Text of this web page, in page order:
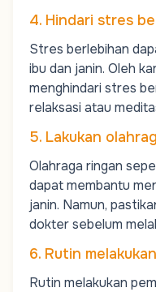
4. Hindari stres
Stres berlebihan
ibu dan janin. Oleh
menghindari stres
relaksasi atau
5. Lakukan
Olahraga ringan
dapat membantu
janin. Namun,
dokter sebelum
6. Rutin
Rutin melakukan